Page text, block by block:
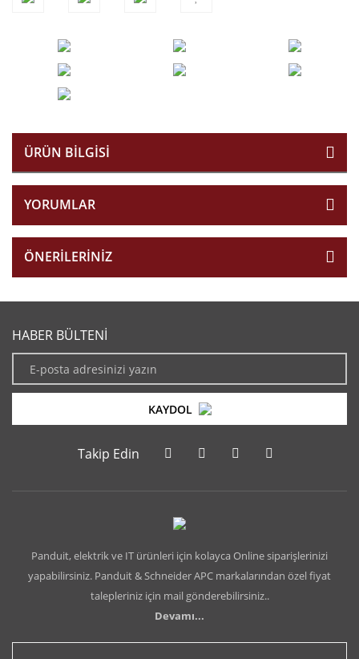
ÜRÜN BILGISI
YORUMLAR
ÖNERILERINIZ
HABER BÜLTENİ
KAYDOL
Takip Edin
Panduit, elektrik ve IT ürünleri için kolayca Online siparişlerinizi
yapabilirsiniz. Panduit & Schneider APC markalarından özel fiyat
talepleriniz için mail gönderebilirsiniz..
Devamı...